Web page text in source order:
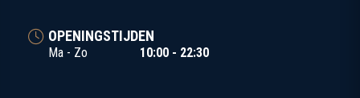
OPENINGSTIJDEN
Ma - Zo 10:00 - 22:30